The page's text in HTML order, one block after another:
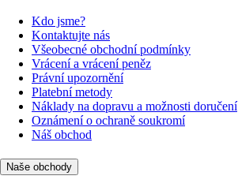
Kdo jsme?
Kontaktujte nás
Všeobecné obchodní podmínky
Vrácení a vrácení peněz
Právní upozornění
Platební metody
Náklady na dopravu a možnosti doručení
Oznámení o ochraně soukromí
Náš obchod
Naše obchody